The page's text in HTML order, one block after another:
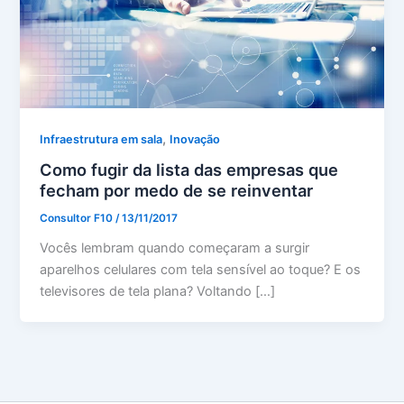
Infraestrutura em sala, Inovação
Como fugir da lista das empresas que
fecham por medo de se reinventar
Consultor F10/13/11/2017
Vocês lembram quando começaram a surgir
aparelhos celulares com tela sensível ao toque? E os
televisores de tela plana? Voltando […]